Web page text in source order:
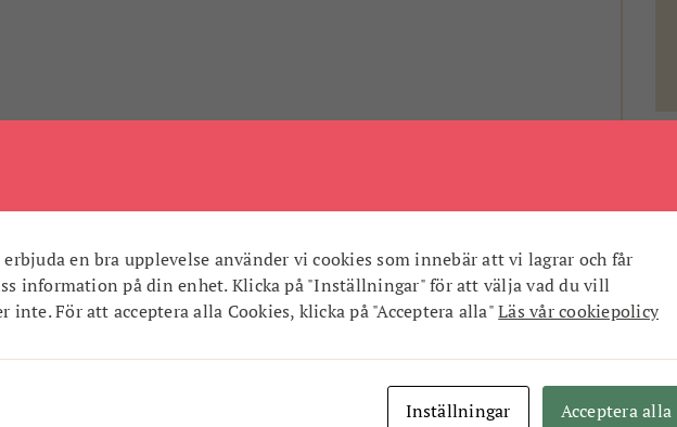
en bra upplevelse använder vi cookies som innebär att vi lagrar och får
information på din enhet. Klicka på "Inställningar" för att välja vad du vill
inte. För att acceptera alla Cookies, klicka på "Acceptera alla"Läs vår cookiepolicy
Inställningar Acceptera alla